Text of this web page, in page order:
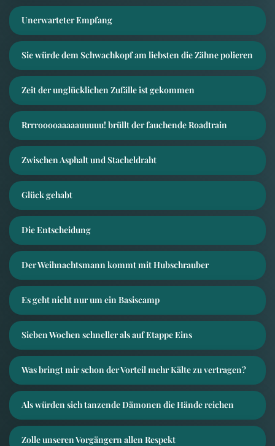
Unerwarteter Empfang
Sie würde dem Schwachkopf am liebsten die Zähne polieren
Zeit der unglücklichen Zufälle ist gekommen
Rrrrooooaaaaauuuuu! brüllt der fauchende Roadtrain
Zwischen Asphalt und Stacheldraht
Glück gehabt
Die Entscheidung
Der Weihnachtsmann kommt mit Hubschrauber
Es geht nicht nur um ein Basiscamp
Sieben Wochen schneller als auf Etappe Eins
Was bringt mir schon der Vorteil mehr Kälte zu vertragen?
Als würden sich tanzende Dämonen die Hände reichen
Zolle unseren Vorgängern allen Respekt